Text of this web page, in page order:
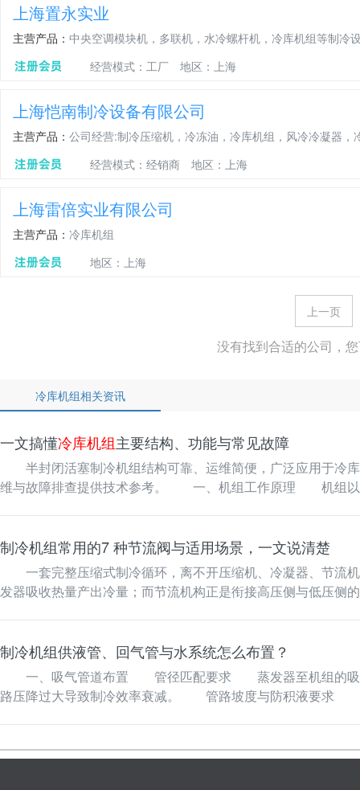
上海置永实业
主营产品： 中央空调模块机，多联机，水冷螺杆机，冷库机组等制冷
经营模式：工厂
地区：上海
上海恺南制冷设备有限公司
主营产品： 公司经营:制冷压缩机，冷冻油，冷库机组，风冷冷凝器
经营模式：经销商
地区：上海
上海雷倍实业有限公司
主营产品： 冷库机组
地区：上海
上一页
没有找到合适的公司，
冷库机组相关资讯
一文搞懂冷库机组主要结构、功能与常见故障
半封闭活塞制冷机组结构可靠、运维简便，广泛应用于冷
维与故障排查提供技术参考。 一、机组工作原理 机组以半
制冷机组常用的7 种节流阀与适用场景，一文说清楚
一套完整压缩式制冷循环，离不开压缩机、冷凝器、节流
发器吸收热量产出冷量；而节流机构正是衔接高压侧与低压
制冷机组供液管、回气管与水系统怎么布置？
一、吸气管道布置 管径匹配要求 蒸发器至机组的吸气管
路压降过大导致制冷效率衰减。 管路坡度与防积液要求 吸